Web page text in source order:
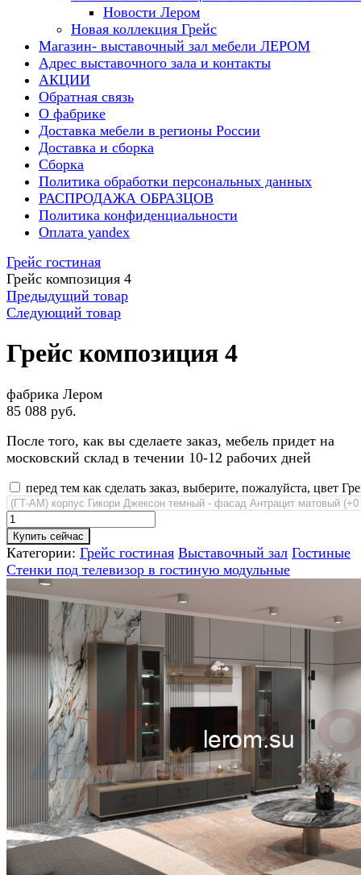
Новости Лером
Новая коллекция Грейс
Магазин- выставочный зал мебели ЛЕРОМ
Адрес выставочного зала и контакты
АКЦИИ
Обратная связь
О фабрике
Доставка мебели в регионы России
Доставка и сборка
Сборка
Политика обработки персональных данных
РАСПРОДАЖА ОБРАЗЦОВ
Политика конфиденциальности
Оплата yandex
Грейс гостиная
Грейс композиция 4
Предыдущий товар
Следующий товар
Грейс композиция 4
фабрика Лером
85 088 руб.
После того, как вы сделаете заказ, мебель придет на
московский склад в течении 10-12 рабочих дней
перед тем как сделать заказ, выберите, пожалуйста, цвет
Купить сейчас
Категории: Грейс гостиная Выставочный зал Гостиные
Стенки под телевизор в гостиную модульные